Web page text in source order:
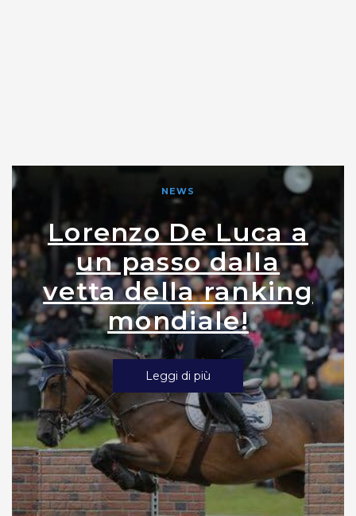
NEWS
Lorenzo De Luca a
un passo dalla
vetta della ranking
mondiale!
Leggi di più